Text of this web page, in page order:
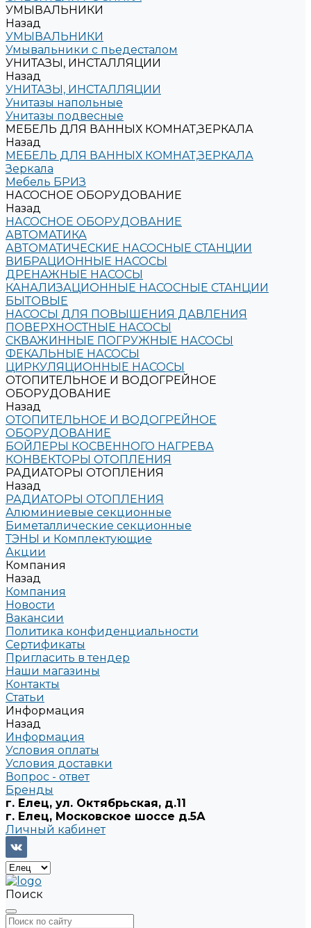
УМЫВАЛЬНИКИ
Назад
УМЫВАЛЬНИКИ
Умывальники с пьедесталом
УНИТАЗЫ, ИНСТАЛЛЯЦИИ
Назад
УНИТАЗЫ, ИНСТАЛЛЯЦИИ
Унитазы напольные
Унитазы подвесные
МЕБЕЛЬ ДЛЯ ВАННЫХ КОМНАТ,ЗЕРКАЛА
Назад
МЕБЕЛЬ ДЛЯ ВАННЫХ КОМНАТ,ЗЕРКАЛА
Зеркала
Мебель БРИЗ
НАСОСНОЕ ОБОРУДОВАНИЕ
Назад
НАСОСНОЕ ОБОРУДОВАНИЕ
АВТОМАТИКА
АВТОМАТИЧЕСКИЕ НАСОСНЫЕ СТАНЦИИ
ВИБРАЦИОННЫЕ НАСОСЫ
ДРЕНАЖНЫЕ НАСОСЫ
КАНАЛИЗАЦИОННЫЕ НАСОСНЫЕ СТАНЦИИ
БЫТОВЫЕ
НАСОСЫ ДЛЯ ПОВЫШЕНИЯ ДАВЛЕНИЯ
ПОВЕРХНОСТНЫЕ НАСОСЫ
СКВАЖИННЫЕ ПОГРУЖНЫЕ НАСОСЫ
ФЕКАЛЬНЫЕ НАСОСЫ
ЦИРКУЛЯЦИОННЫЕ НАСОСЫ
ОТОПИТЕЛЬНОЕ И ВОДОГРЕЙНОЕ
ОБОРУДОВАНИЕ
Назад
ОТОПИТЕЛЬНОЕ И ВОДОГРЕЙНОЕ
ОБОРУДОВАНИЕ
БОЙЛЕРЫ КОСВЕННОГО НАГРЕВА
КОНВЕКТОРЫ ОТОПЛЕНИЯ
РАДИАТОРЫ ОТОПЛЕНИЯ
Назад
РАДИАТОРЫ ОТОПЛЕНИЯ
Алюминиевые секционные
Биметаллические секционные
ТЭНЫ и Комплектующие
Акции
Компания
Назад
Компания
Новости
Вакансии
Политика конфиденциальности
Сертификаты
Пригласить в тендер
Наши магазины
Контакты
Статьи
Информация
Назад
Информация
Условия оплаты
Условия доставки
Вопрос - ответ
Бренды
г. Елец, ул. Октябрьская, д.11
г. Елец, Московское шоссе д.5А
Личный кабинет
Поиск